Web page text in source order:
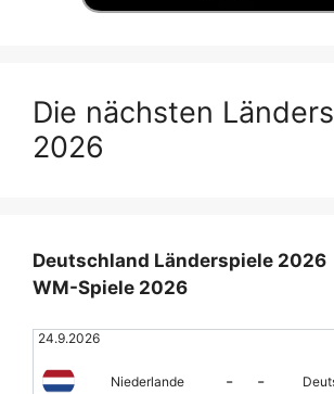
Die nächsten
2026
Deutschland Länderspiele 2026
WM-Spiele 2026
24.9.2026
Niederlande - -